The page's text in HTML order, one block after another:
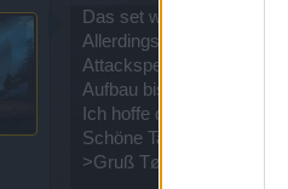
Das set würde ich an
Allerdings benötigst du 5
Attackspeed spielt der
Aufbau bist, lieber nutze
Ich hoffe dies war
Schöne Tag,
>Gruß TøG